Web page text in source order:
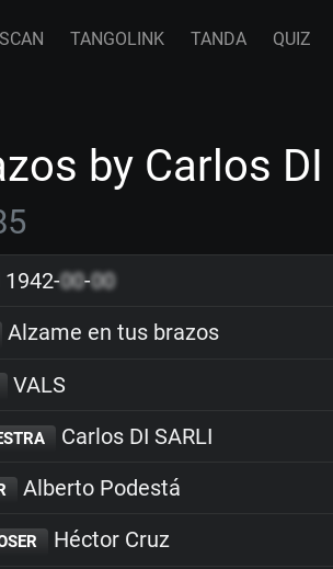
SCAN TANGOLINK TANDA QUIZ
by Carlos DI
1942-00-00
Alzame en tus brazos
VALS
Carlos DI SARLI
Alberto Podestá
Héctor Cruz